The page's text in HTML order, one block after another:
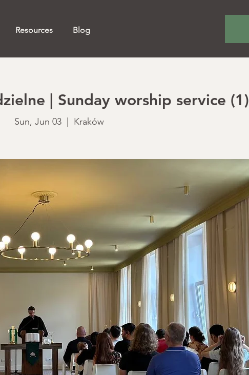
Resources Blog
| Sunday worship service (1)
Sun, Jun 03
  |
Kraków